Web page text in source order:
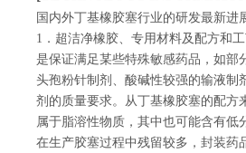
国内外丁基橡胶塞行业的研发最新进
1．超洁净橡胶、专用材料及配方和
是保证满足某些特殊敏感药品，如部
头孢粉针制剂、酸碱性较强的输液制
剂的质量要求。从丁基橡胶塞的配方
属于脂溶性物质，其中也可能含有低
在生产胶塞过程中残留较多，封装药